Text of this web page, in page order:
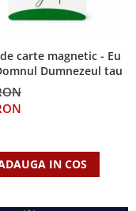
carte magnetic - Eu
Dumnezeul tau
IN COS